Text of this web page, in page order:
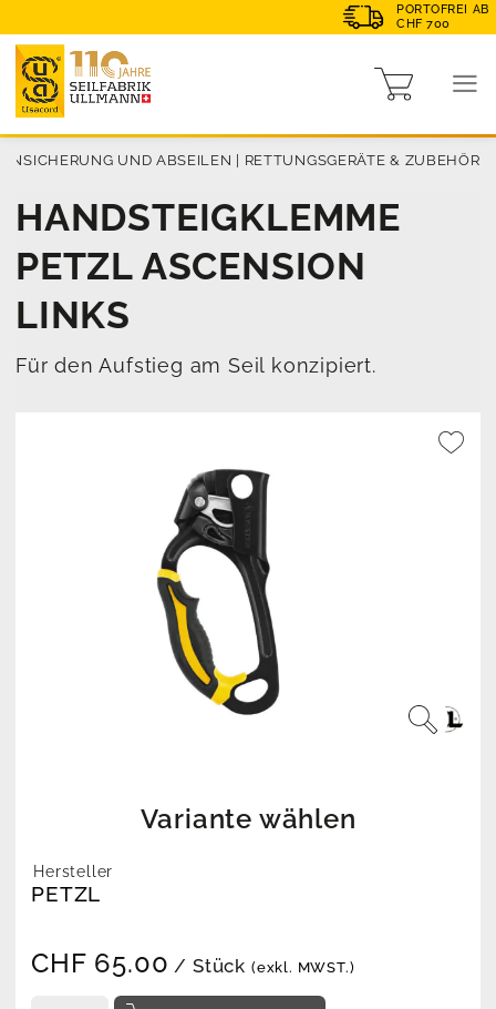
PORTOFREI AB
CHF 700
UND ABSEILEN | RETTUNGSGERÄTE & ZUBEHÖR
HANDSTEIGKLEMME
PETZL ASCENSION
LINKS
Für den Aufstieg am Seil konzipiert.
Variante wählen
Hersteller
PETZL
CHF 65.00 / Stück (exkl. MWST.)